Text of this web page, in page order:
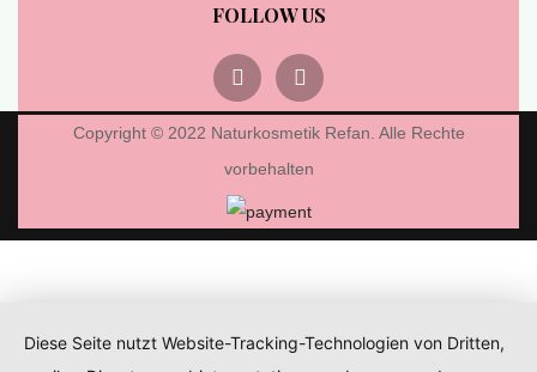
FOLLOW US
Copyright © 2022 Naturkosmetik Refan. Alle Rechte
vorbehalten
Diese Seite nutzt Website-Tracking-Technologien von Dritten,